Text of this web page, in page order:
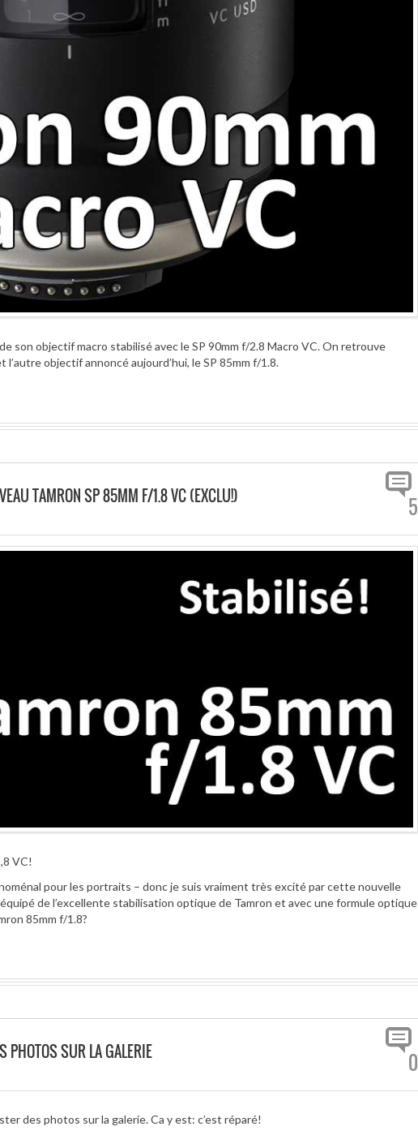
son objectif macro stabilisé avec le SP 90mm f/2.8 Macro VC. On retrouve
objectif annoncé aujourd’hui, le SP 85mm f/1.8.
TAMRON SP 85MM F/1.8 VC (EXCLU!) 5
VC!
pour les portraits – donc je suis vraiment très excité par cette nouvelle
de l’excellente stabilisation optique de Tamron et avec une formule optique
85mm f/1.8?
PHOTOS SUR LA GALERIE 0
des photos sur la galerie. Ca y est: c’est réparé!